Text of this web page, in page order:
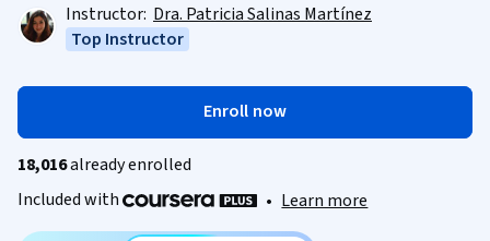
Instructor: Dra. Patricia Salinas Martínez
Top Instructor
Enroll now
18,016already enrolled
Included with
• Learn more